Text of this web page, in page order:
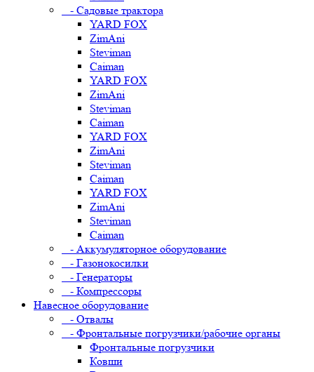
- Садовые трактора
YARD FOX
ZimAni
Steviman
Caiman
YARD FOX
ZimAni
Steviman
Caiman
YARD FOX
ZimAni
Steviman
Caiman
YARD FOX
ZimAni
Steviman
Caiman
- Аккумуляторное оборудование
- Газонокосилки
- Генераторы
- Компрессоры
Навесное оборудование
- Отвалы
- Фронтальные погрузчики/рабочие органы
Фронтальные погрузчики
Ковши